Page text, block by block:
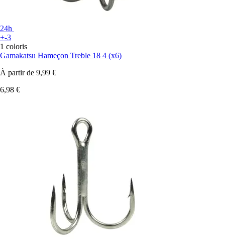
24h
+-3
1 coloris
Gamakatsu Hameçon Treble 18 4 (x6)
À partir de 9,99 €
6,98 €